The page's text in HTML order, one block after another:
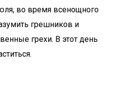
во время всенощного
грешников и
грехи. В этот день